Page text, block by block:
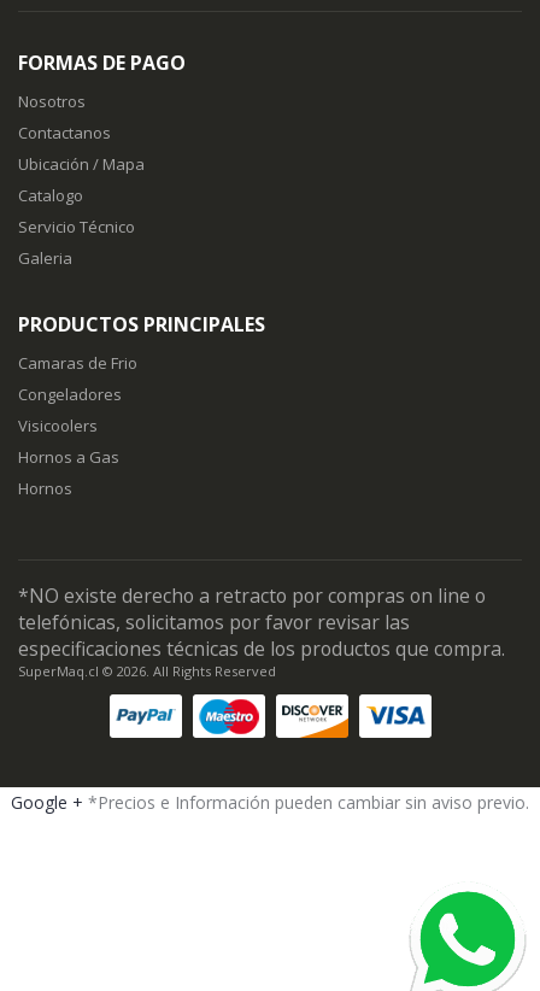
FORMAS DE PAGO
Nosotros
Contactanos
Ubicación / Mapa
Catalogo
Servicio Técnico
Galeria
PRODUCTOS PRINCIPALES
Camaras de Frio
Congeladores
Visicoolers
Hornos a Gas
Hornos
*NO existe derecho a retracto por compras on line o
telefónicas, solicitamos por favor revisar las
especificaciones técnicas de los productos que compra.
SuperMaq.cl © 2026. All Rights Reserved
Google + *Precios e Información pueden cambiar sin aviso previo.